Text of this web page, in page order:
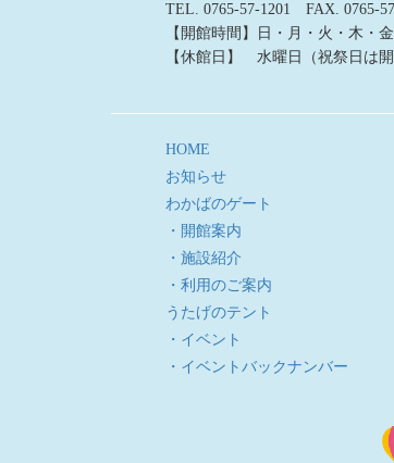
TEL. 0765-57-1201 FAX. 0765-
【開館時間】日・月・火・木・
【休館日】 水曜日（祝祭日は
HOME
お知らせ
わかばのゲート
・開館案内
・施設紹介
・利用のご案内
うたげのテント
・イベント
・イベントバックナンバー